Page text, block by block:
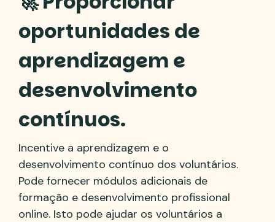
oportunidades de
aprendizagem e
desenvolvimento
contínuos.
Incentive a aprendizagem e o
desenvolvimento contínuo dos voluntários.
Pode fornecer módulos adicionais de
formação e desenvolvimento profissional
online. Isto pode ajudar os voluntários a